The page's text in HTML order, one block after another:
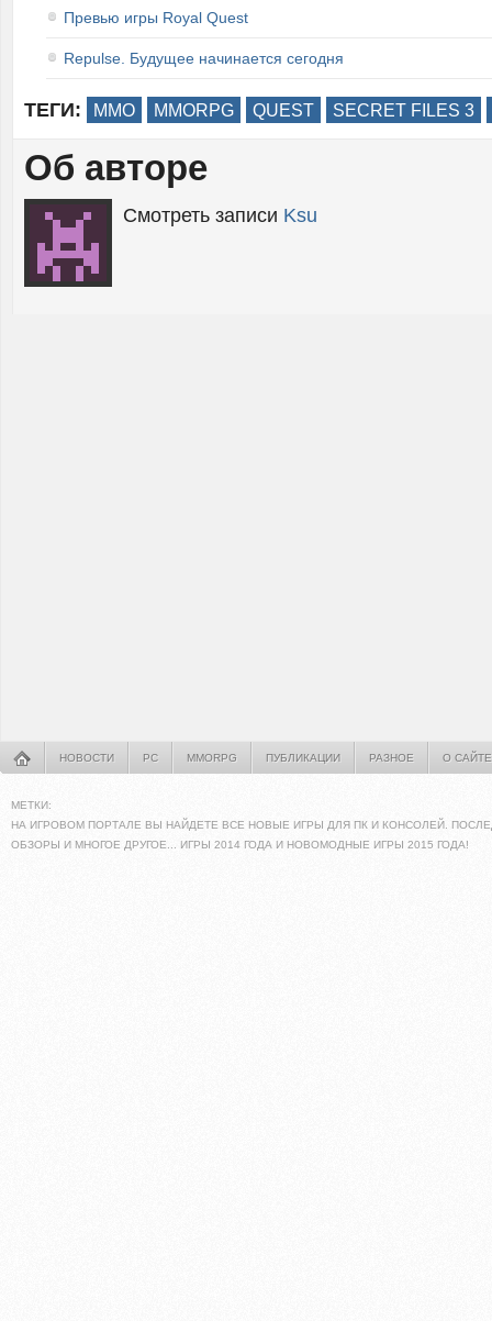
Превью игры Royal Quest
Repulse. Будущее начинается сегодня
ТЕГИ: MMO MMORPG QUEST SECRET FILES 3
Об авторе
Смотреть записи Ksu
НОВОСТИ PC MMORPG ПУБЛИКАЦИИ РАЗНОЕ О САЙТЕ
МЕТКИ:
НА ИГРОВОМ ПОРТАЛЕ ВЫ НАЙДЕТЕ ВСЕ НОВЫЕ ИГРЫ ДЛЯ ПК И КОНСОЛЕЙ.
ОБЗОРЫ И МНОГОЕ ДРУГОЕ... ИГРЫ 2014 ГОДА И НОВОМОДНЫЕ ИГРЫ 2015 ГОДА!